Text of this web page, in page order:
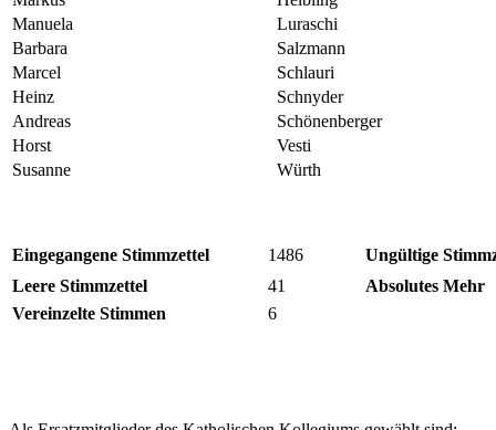
Manuela
Luraschi
Barbara
Salzmann
Marcel
Schlauri
Heinz
Schnyder
Andreas
Schönenberger
Horst
Vesti
Susanne
Würth
Eingegangene Stimmzettel 1486
Ungültige
Leere Stimmzettel
41
Absolutes Mehr
Vereinzelte Stimmen
6